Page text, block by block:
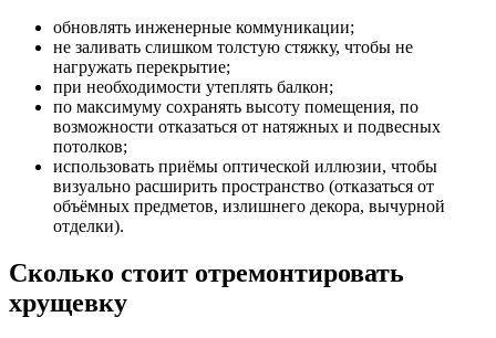
обновлять инженерные коммуникации;
не заливать слишком толстую стяжку, чтобы не
нагружать перекрытие;
при необходимости утеплять балкон;
по максимуму сохранять высоту помещения, по
возможности отказаться от натяжных и подвесных
потолков;
использовать приёмы оптической иллюзии, чтобы
визуально расширить пространство (отказаться от
объёмных предметов, излишнего декора, вычурной
отделки).
Сколько стоит отремонтировать
хрущевку